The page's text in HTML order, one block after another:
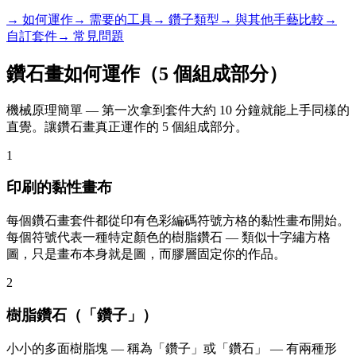
→ 如何運作→ 需要的工具→ 鑽子類型 → 與其他手藝比較 →
自訂套件→ 常見問題
鑽石畫如何運作（5 個組成部分）
機械原理簡單 — 第一次拿到套件大約 10 分鐘就能上手同樣的
直覺。讓鑽石畫真正運作的 5 個組成部分。
1
印刷的黏性畫布
每個鑽石畫套件都從印有色彩編碼符號方格的黏性畫布開始。
每個符號代表一種特定顏色的樹脂鑽石 — 類似十字繡方格
圖，只是畫布本身就是圖，而膠層固定你的作品。
2
樹脂鑽石（「鑽子」）
小小的多面樹脂塊 — 稱為「鑽子」或「鑽石」 — 有兩種形